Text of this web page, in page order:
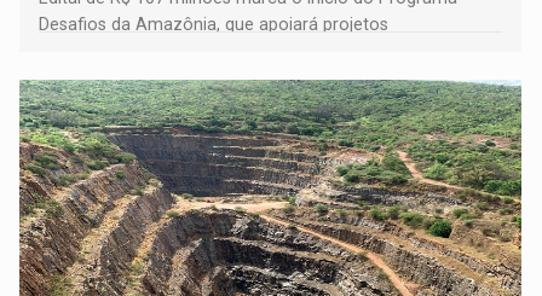
Desafios da Amazônia, que apoiará projetos
submissão de pré-propostas poderá ser feita até 1º de
setembro